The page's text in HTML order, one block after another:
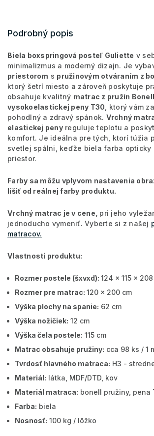
Podrobný popis
Biela boxspringová posteľ Guliette v
minimalizmus a moderný dizajn. Je
priestorom s pružinovým otváraním z
ktorý šetrí miesto a zároveň poskytuje
obsahuje kvalitný matrac z pružín
vysokoelastickej peny T30 , ktorý vám
pohodlný a zdravý spánok. Vrchný
elastickej penyreguluje teplotu a
komfort. Je ideálna pre tých, ktorí túžia
svetlej spálni, keďže biela farba opticky
priestor.
Farby sa môžu vplyvom nastavenia
líšiť od reálnej farby produktu.
Vrchný matrac je v cene, pri jeho
jednoducho vymeniť. Vyberte si z našej
matracov.
Vlastnosti produktu:
Rozmer postele (šxvxd): 124 x 115 x
Rozmer pre matrac: 120 x 200 cm
Výška plochy na spanie: 62 cm
Výška nožičiek: 12 cm
Výška čela postele: 115 cm
Matrac obsahuje pružiny: cca 98 ks / 1
Tvrdosť hlavného matraca: H3 -
Materiál: látka, MDF/DTD, kov
Materiál matraca: bonell pružiny, pena
Farba: biela
Nosnosť: 100 kg / lôžko